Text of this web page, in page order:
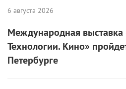
6 августа 2026
Международная
Технологии. Кино»
Петербурге